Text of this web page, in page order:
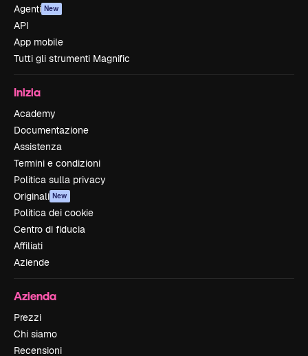
Agenti New
API
App mobile
Tutti gli strumenti Magnific
Inizia
Academy
Documentazione
Assistenza
Termini e condizioni
Politica sulla privacy
Originali New
Politica dei cookie
Centro di fiducia
Affiliati
Aziende
Azienda
Prezzi
Chi siamo
Recensioni